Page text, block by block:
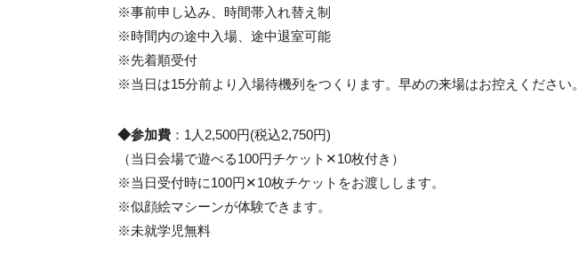
※事前申し込み、時間帯入れ替え制
※時間内の途中入場、途中退室可能
※先着順受付
※当日は15分前より入場待機列をつくります。早めの来場はお控えください。
◆参加費 ：1人2,500円(税込2,750円)
（当日会場で遊べる100円チケット✕10枚付き）
※当日受付時に100円✕10枚チケットをお渡しします。
※似顔絵マシーンが体験できます。
※未就学児無料